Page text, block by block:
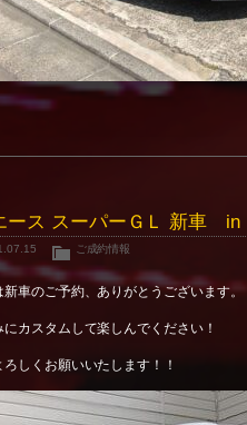
ース スーパーＧＬ 新車
ご成約情報
新車のご予約、ありがとうございます。
にカスタムして楽しんでください！
しくお願いいたします！！